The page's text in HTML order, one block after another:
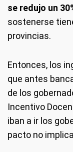
se redujo un
sostenerse
provincias.
Entonces, los
que antes
de los
Incentivo
iban a ir los
pacto no